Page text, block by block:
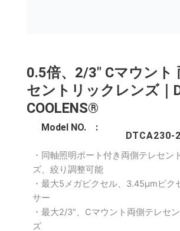
0.5倍、2/3″ Cマウント
セントリックレンズ｜
COOLENS®
Model NO. :
DTCA230-
・同軸照明ポート付き両側テレセン
ズ、絞り調整可能
・最大5メガピクセル、3.45μmピク
サー
・最大2/3″、Cマウント両側テレセ
ズ